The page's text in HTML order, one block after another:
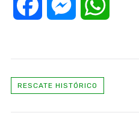
Facebook Messenger
RESCATE HISTÓRICO